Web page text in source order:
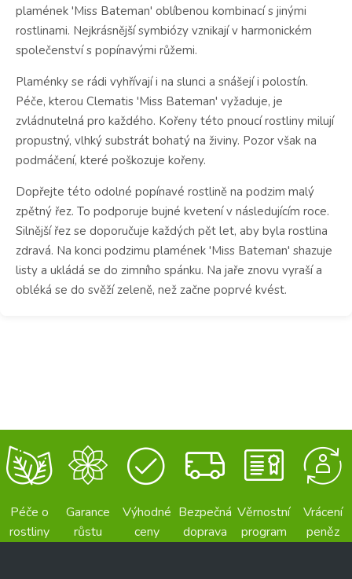
plamének 'Miss Bateman' oblíbenou kombinací s jinými
rostlinami. Nejkrásnější symbiózy vznikají v harmonickém
společenství s popínavými růžemi.
Plaménky se rádi vyhřívají i na slunci a snášejí i polostín.
Péče, kterou Clematis 'Miss Bateman' vyžaduje, je
zvládnutelná pro každého. Kořeny této pnoucí rostliny milují
propustný, vlhký substrát bohatý na živiny. Pozor však na
podmáčení, které poškozuje kořeny.
Dopřejte této odolné popínavé rostlině na podzim malý
zpětný řez. To podporuje bujné kvetení v následujícím roce.
Silnější řez se doporučuje každých pět let, aby byla rostlina
zdravá. Na konci podzimu plamének 'Miss Bateman' shazuje
listy a ukládá se do zimního spánku. Na jaře znovu vyraší a
obléká se do svěží zeleně, než začne poprvé kvést.
Péče o
rostliny
Garance
růstu
Výhodné
ceny
Bezpečná
doprava
Věrnostní
program
Vrácení
peněz